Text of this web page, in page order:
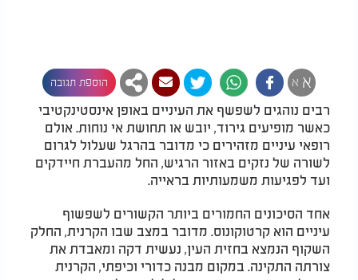
א א הוספת תגובה
רבים נוהגים לשפשף את העיניים באופן אינסטינקטיבי
כאשר מופיעים גירוד, יובש או תחושת אי נוחות. אולם
רופאי עיניים מזהירים כי מדובר בהרגל שעלול לגרום
לשורה של נזקים באזור הרגיש, החל מהעברת חיידקים
ועד לפגיעות משמעותיות בראייה.
אחד הסיכונים החמורים ביותר הקשורים לשפשוף
עיניים הוא קרטוקונוס. מדובר במצב שבו הקרנית, החלק
השקוף הנמצא בחזית העין, נעשית דקה ומאבדת את
צורתה התקינה. במקום מבנה כדורי וכיפתי, הקרנית